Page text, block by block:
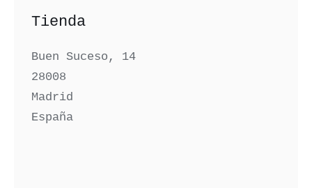
Tienda
Buen Suceso, 14
28008
Madrid
España